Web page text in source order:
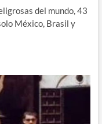
del mundo, 43
México, Brasil y